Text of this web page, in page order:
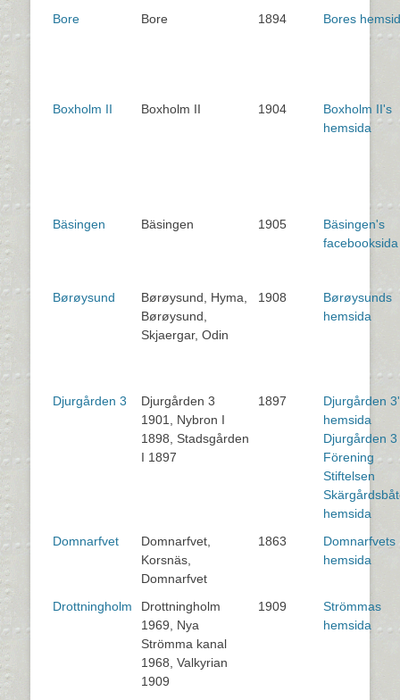
Bore Bore 1894 Bores
Boxholm II Boxholm II 1904
Boxholm II's
hemsida
Bäsingen Bäsingen 1905
Bäsingen's
facebooksida
Børøysund
Børøysund, Hyma,
Børøysund,
Skjaergar, Odin
1908
Børøysunds
hemsida
Djurgården 3
Djurgården 3
1901, Nybron I
1898, Stadsgården
I 1897
1897
Djurgården
hemsida
Djurgården 3
Förening
Stiftelsen
hemsida
Domnarfvet
Domnarfvet,
Korsnäs,
Domnarfvet
1863
Domnarfvets
hemsida
Drottningholm
Drottningholm
1969, Nya
Strömma kanal
1968, Valkyrian
1909
1909
Strömmas
hemsida